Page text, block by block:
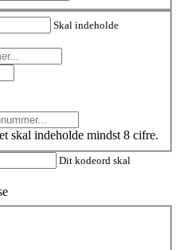
Skal indeholde
skal indeholde mindst 8 cifre.
Dit kodeord skal